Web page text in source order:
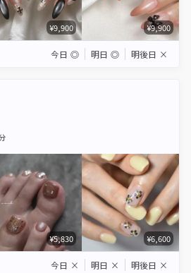
¥9,900 ¥9,900
今日 ◎ 明日 ◎ 明後日 ×
¥5,830 ¥6,600
今日 × 明日 × 明後日 ×